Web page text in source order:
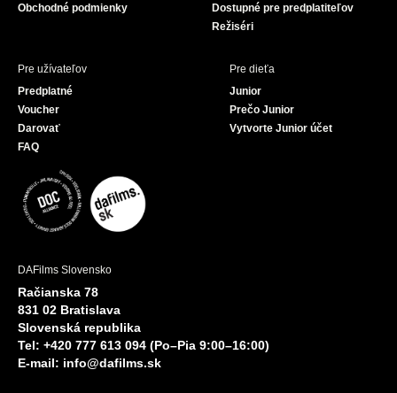
Obchodné podmienky
Dostupné pre predplatiteľov
Režiséri
Pre užívateľov
Predplatné
Voucher
Darovať
FAQ
Pre dieťa
Junior
Prečo Junior
Vytvorte Junior účet
DAFilms Slovensko
Račianska 78
831 02 Bratislava
Slovenská republika
Tel: +420 777 613 094 (Po–Pia 9:00–16:00)
E-mail: info@dafilms.sk